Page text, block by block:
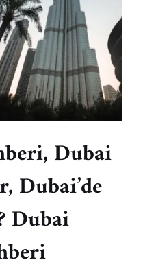
Dubai
Dubai’de
Dubai